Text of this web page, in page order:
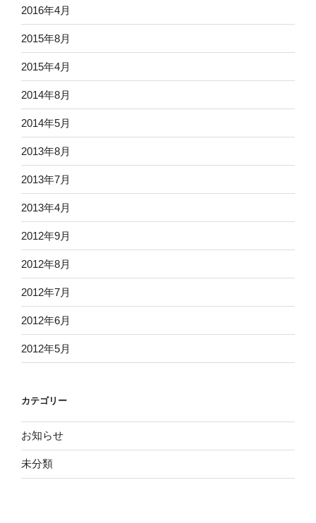
2016年4月
2015年8月
2015年4月
2014年8月
2014年5月
2013年8月
2013年7月
2013年4月
2012年9月
2012年8月
2012年7月
2012年6月
2012年5月
カテゴリー
お知らせ
未分類